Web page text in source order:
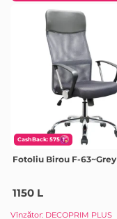
CashBack: 575
Fotoliu Birou F-63~Grey
1150 L
Vînzător: DECOPRIM PLUS